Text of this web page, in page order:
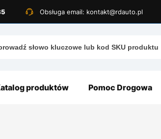
Obsługa email: kontakt@rdauto.pl
produktów Pomoc Drogowa